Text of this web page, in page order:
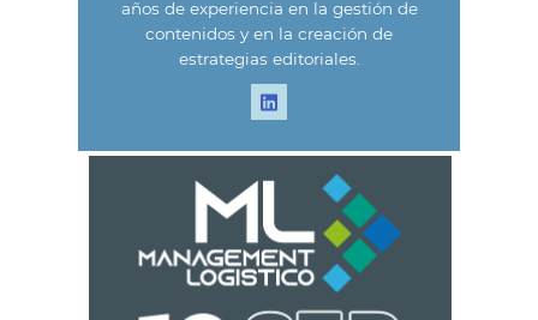
años de experiencia en la gestión de
contenidos y en la creación de
estrategias editoriales.